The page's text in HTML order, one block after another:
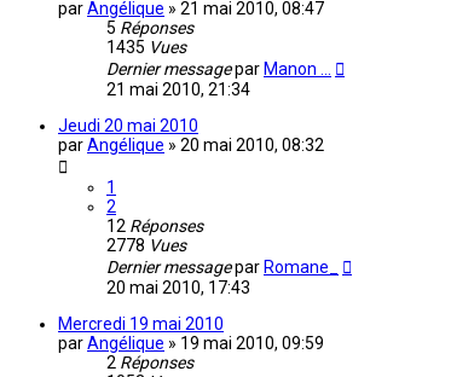
parAngélique » 21 mai 2010, 08:47
5 Réponses
1435 Vues
Dernier messagepar Manon ...
21 mai 2010, 21:34
Jeudi 20 mai 2010
parAngélique » 20 mai 2010, 08:32
1
2
12 Réponses
2778 Vues
Dernier messagepar Romane_
20 mai 2010, 17:43
Mercredi 19 mai 2010
parAngélique » 19 mai 2010, 09:59
2 Réponses